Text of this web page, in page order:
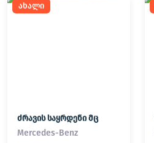
ახალი
ძრავის საყრდენი მც
Mercedes-Benz